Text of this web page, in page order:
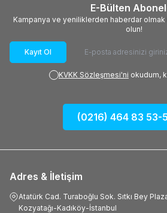
E-Bülten
Kampanya ve yeniliklerden haberdar
olun!
Kayıt Ol
KVKK Sözleşmesi'ni okudum,
(0216) 464 83 53-
Adres & İletişim
Atatürk Cad. Turaboğlu Sok. Sıtkı Bey
Kozyatağı-Kadıköy-İstanbul